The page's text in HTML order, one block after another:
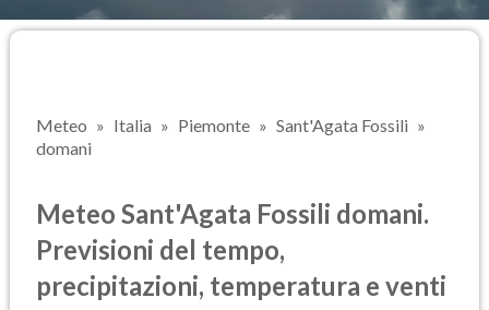
Meteo Italia Piemonte
Sant'Agata Fossili
domani
Meteo Sant'Agata Fossili domani.
Previsioni del tempo,
precipitazioni, temperatura e venti